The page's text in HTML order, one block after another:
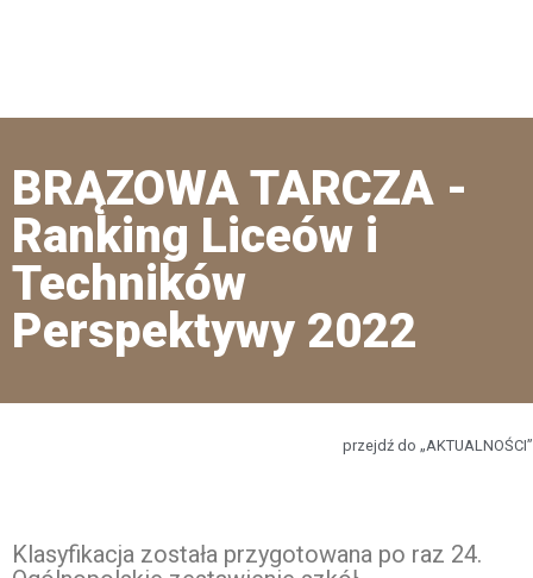
BRĄZOWA TARCZA -
Ranking Liceów i
Techników
Perspektywy 2022
przejdź do „AKTUALNOŚCI”
Klasyfikacja została przygotowana po raz 24.